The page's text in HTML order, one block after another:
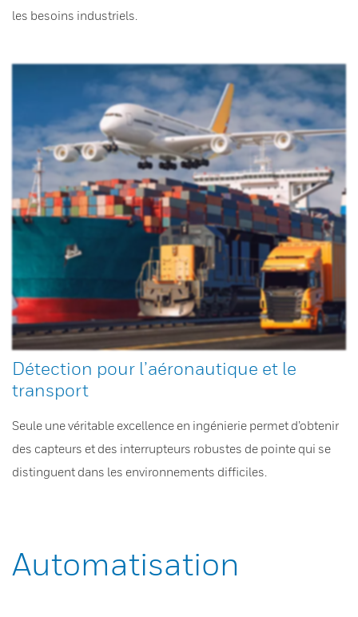
les besoins industriels.
Détection pour l’aéronautique et le
transport
Seule une véritable excellence en ingénierie permet d’obtenir
des capteurs et des interrupteurs robustes de pointe qui se
distinguent dans les environnements difficiles.
Automatisation